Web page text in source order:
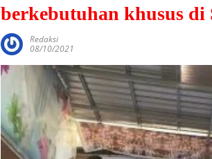
berkebutuhan khusus di
Redaksi
08/10/2021